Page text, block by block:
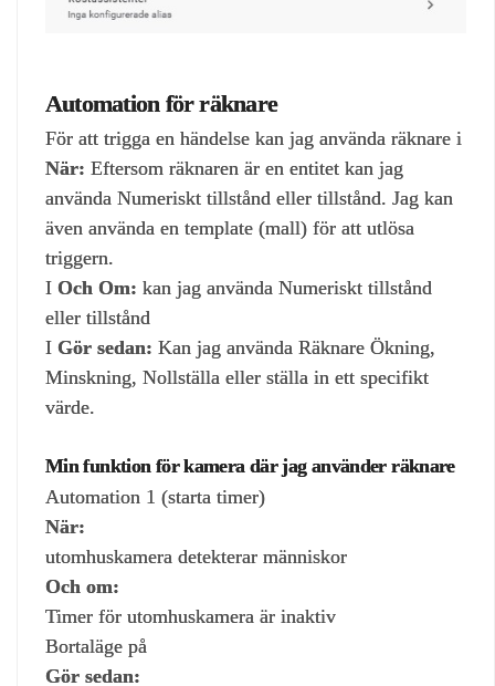
Automation för räknare
För att trigga en händelse kan jag använda räknare i
När: Eftersom räknaren är en entitet kan jag
använda Numeriskt tillstånd eller tillstånd. Jag kan
även använda en template (mall) för att utlösa
triggern.
I Och Om: kan jag använda Numeriskt tillstånd
eller tillstånd
I Gör sedan: Kan jag använda Räknare Ökning,
Minskning, Nollställa eller ställa in ett specifikt
värde.
Min funktion för kamera där jag använder räknare
Automation 1 (starta timer)
När:
utomhuskamera detekterar människor
Och om:
Timer för utomhuskamera är inaktiv
Bortaläge på
Gör sedan: